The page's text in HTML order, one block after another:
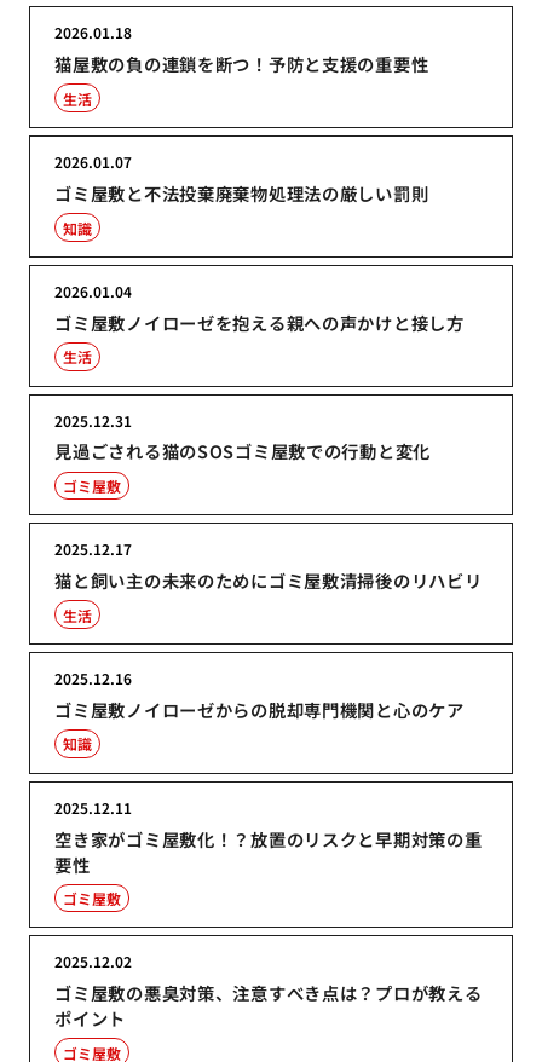
猫屋敷の負の連鎖を断つ！予防と支援の重要性
2026.01.18
生活
ゴミ屋敷と不法投棄廃棄物処理法の厳しい罰則
2026.01.07
知識
ゴミ屋敷ノイローゼを抱える親への声かけと接し方
2026.01.04
生活
見過ごされる猫のSOSゴミ屋敷での行動と変化
2025.12.31
ゴミ屋敷
猫と飼い主の未来のためにゴミ屋敷清掃後のリハビリ
2025.12.17
生活
ゴミ屋敷ノイローゼからの脱却専門機関と心のケア
2025.12.16
知識
空き家がゴミ屋敷化！？放置のリスクと早期対策の重
要性
2025.12.11
ゴミ屋敷
ゴミ屋敷の悪臭対策、注意すべき点は？プロが教える
ポイント
2025.12.02
ゴミ屋敷